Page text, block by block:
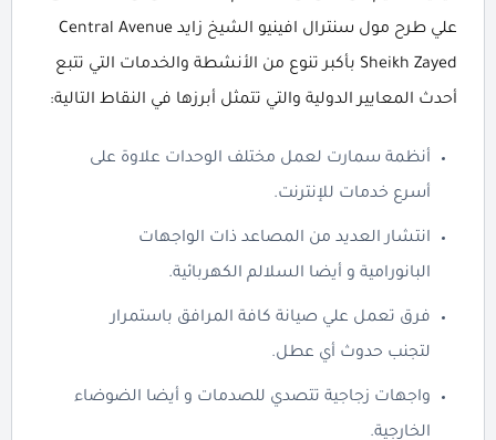
علي طرح مول سنترال افينيو الشيخ زايد Central Avenue
Sheikh Zayed بأكبر تنوع من الأنشطة والخدمات التي تتبع
أحدث المعايير الدولية والتي تتمثل أبرزها في النقاط التالية:
أنظمة سمارت لعمل مختلف الوحدات علاوة على
أسرع خدمات للإنترنت.
انتشار العديد من المصاعد ذات الواجهات
البانورامية و أيضا السلالم الكهربائية.
فرق تعمل علي صيانة كافة المرافق باستمرار
لتجنب حدوث أي عطل.
واجهات زجاجية تتصدي للصدمات و أيضا الضوضاء
الخارجية.